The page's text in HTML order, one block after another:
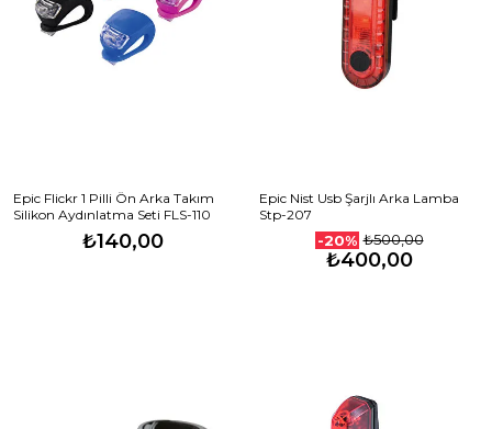
Epic Flickr 1 Pilli Ön Arka Takım
Silikon Aydınlatma Seti FLS-110
₺140,00
Epic Nist Usb Şarjlı Arka Lamba
Stp-207
-20% ₺500,00
₺400,00